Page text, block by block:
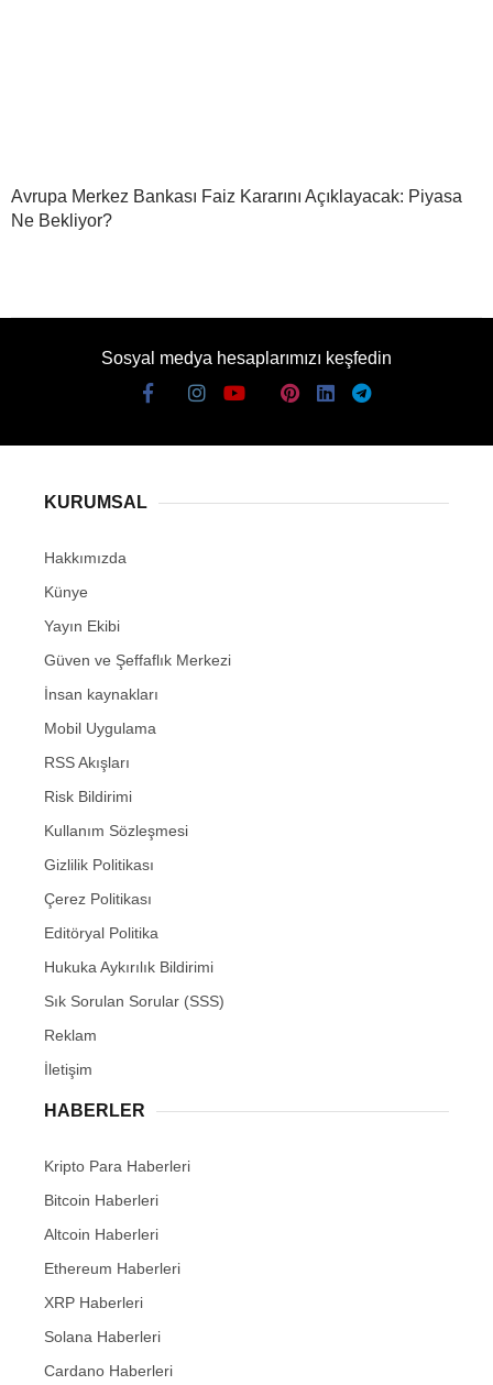
Avrupa Merkez Bankası Faiz Kararını Açıklayacak: Piyasa
Ne Bekliyor?
Sosyal medya hesaplarımızı keşfedin
KURUMSAL
Hakkımızda
Künye
Yayın Ekibi
Güven ve Şeffaflık Merkezi
İnsan kaynakları
Mobil Uygulama
RSS Akışları
Risk Bildirimi
Kullanım Sözleşmesi
Gizlilik Politikası
Çerez Politikası
Editöryal Politika
Hukuka Aykırılık Bildirimi
Sık Sorulan Sorular (SSS)
Reklam
İletişim
HABERLER
Kripto Para Haberleri
Bitcoin Haberleri
Altcoin Haberleri
Ethereum Haberleri
XRP Haberleri
Solana Haberleri
Cardano Haberleri